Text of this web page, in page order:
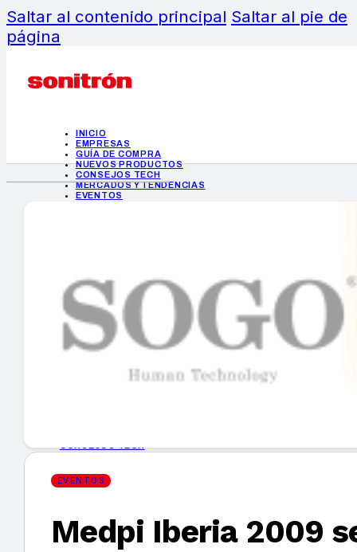
Saltar al contenido principal Saltar al pie de
página
INICIO
EMPRESAS
GUÍA DE COMPRA
NUEVOS PRODUCTOS
CONSEJOS TECH
MERCADOS Y TENDENCIAS
EVENTOS
INICIO
EMPRESAS
GUÍA DE COMPRA
MERCADOS Y TENDENCIAS
EVENTOS
Medpi Iberia 2009